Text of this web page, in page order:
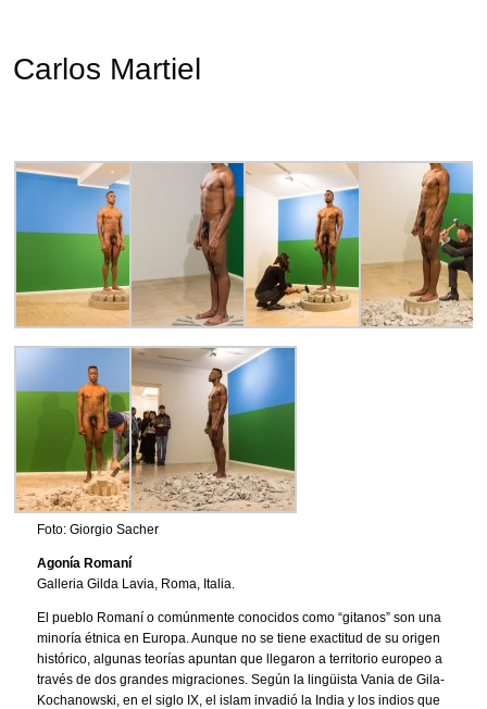
Carlos Martiel
Foto: Giorgio Sacher
Agonía Romaní
Galleria Gilda Lavia, Roma, Italia.
El pueblo Romaní o comúnmente conocidos como “gitanos” son una
minoría étnica en Europa. Aunque no se tiene exactitud de su origen
histórico, algunas teorías apuntan que llegaron a territorio europeo a
través de dos grandes migraciones. Según la lingüista Vania de Gila-
Kochanowski, en el siglo IX, el islam invadió la India y los indios que